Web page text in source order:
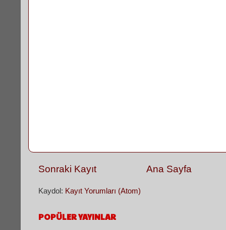
Sonraki Kayıt Ana Sayfa
Kaydol: Kayıt Yorumları (Atom)
POPÜLER YAYINLAR